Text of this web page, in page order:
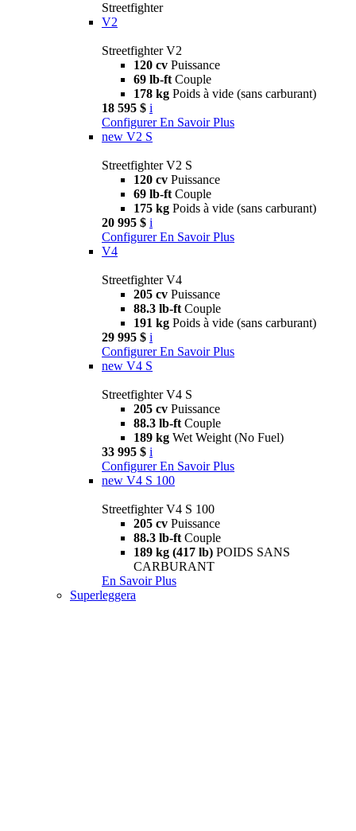
Streetfighter
V2
Streetfighter V2
120 cv Puissance
69 lb-ft Couple
178 kg Poids à vide (sans carburant)
18 595 $ i
Configurer En Savoir Plus
new V2 S
Streetfighter V2 S
120 cv Puissance
69 lb-ft Couple
175 kg Poids à vide (sans carburant)
20 995 $ i
Configurer En Savoir Plus
V4
Streetfighter V4
205 cv Puissance
88.3 lb-ft Couple
191 kg Poids à vide (sans carburant)
29 995 $ i
Configurer En Savoir Plus
new V4 S
Streetfighter V4 S
205 cv Puissance
88.3 lb-ft Couple
189 kg Wet Weight (No Fuel)
33 995 $ i
Configurer En Savoir Plus
new V4 S 100
Streetfighter V4 S 100
205 cv Puissance
88.3 lb-ft Couple
189 kg (417 lb) POIDS SANS
CARBURANT
En Savoir Plus
Superleggera